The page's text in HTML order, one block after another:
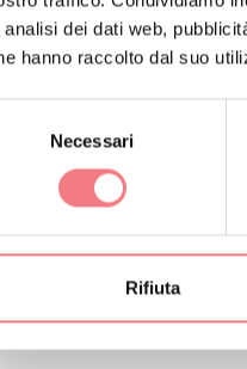
analisi dei dati web,
hanno raccolto dal suo
Necessari
Rifiuta